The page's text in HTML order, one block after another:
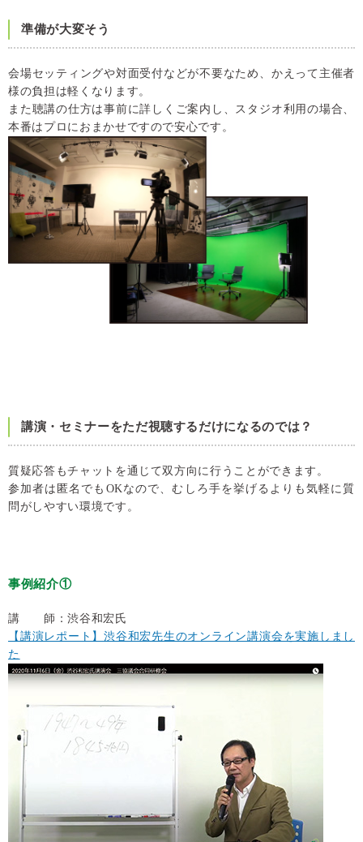
準備が大変そう
会場セッティングや対面受付などが不要なため、かえって主催者
様の負担は軽くなります。
また聴講の仕方は事前に詳しくご案内し、スタジオ利用の場合、
本番はプロにおまかせですので安心です。
講演・セミナーをただ視聴するだけになるのでは？
質疑応答もチャットを通じて双方向に行うことができます。
参加者は匿名でもOKなので、むしろ手を挙げるよりも気軽に質
問がしやすい環境です。
事例紹介①
講 師：渋谷和宏氏
【講演レポート】渋谷和宏先生のオンライン講演会を実施しまし
た